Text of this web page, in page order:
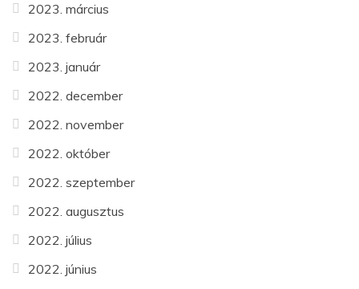
2023. március
2023. február
2023. január
2022. december
2022. november
2022. október
2022. szeptember
2022. augusztus
2022. július
2022. június